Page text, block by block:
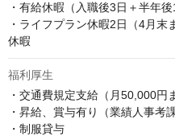
・有給休暇（入職後3日＋半年
・ライフプラン休暇2日（4月
休暇
福利厚生
・交通費規定支給（月50,000円
・昇給、賞与有り（業績人事考
・制服貸与